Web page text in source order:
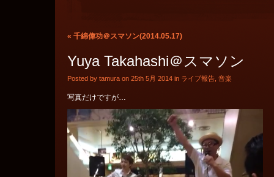
« 千綿偉功＠スマソン(2014.05.17)
Yuya Takahashi＠スマソン
Posted by tamura on 25th 5月 2014 in ライブ報告 音楽
写真だけですが…